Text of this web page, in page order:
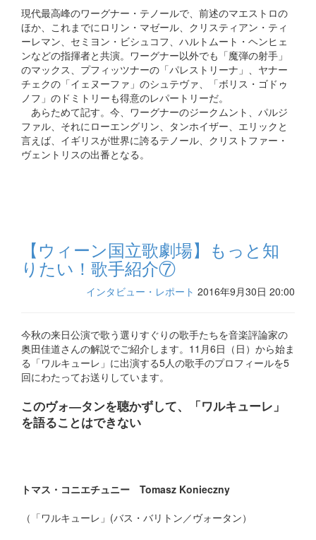
現代最高峰のワーグナー・テノールで、前述のマエストロの
ほか、これまでにロリン・マゼール、クリスティアン・ティ
ーレマン、セミヨン・ビシュコフ、ハルトムート・ヘンヒェ
ンなどの指揮者と共演。ワーグナー以外でも「魔弾の射手」
のマックス、プフィッツナーの「パレストリーナ」、ヤナー
チェクの「イェヌーファ」のシュテヴァ、「ボリス・ゴドゥ
ノフ」のドミトリーも得意のレパートリーだ。
あらためて記す。今、ワーグナーのジークムント、パルジ
ファル、それにローエングリン、タンホイザー、エリックと
言えば、イギリスが世界に誇るテノール、クリストファー・
ヴェントリスの出番となる。
【ウィーン国立歌劇場】もっと知
りたい！歌手紹介⑦
インタビュー・レポート 2016年9月30日 20:00
今秋の来日公演で歌う選りすぐりの歌手たちを音楽評論家の
奥田佳道さんの解説でご紹介します。11月6日（日）から始ま
る「ワルキューレ」に出演する5人の歌手のプロフィールを5
回にわたってお送りしています。
このヴォ―タンを聴かずして、「ワルキューレ」
を語ることはできない
トマス・コニエチュニー Tomasz Konieczny
（「ワルキューレ」(バス・バリトン／ヴォータン）